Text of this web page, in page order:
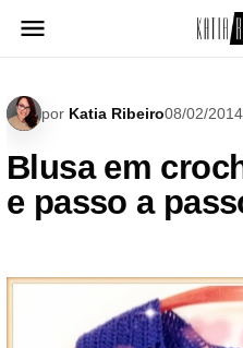
para
por Katia Ribeiro08/02/
Blusa em
e passo a